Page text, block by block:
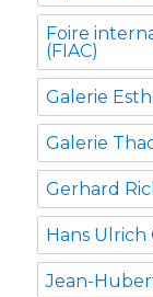
Foire
(FIAC)
Galerie
Galerie
Gerhard
Hans Ulrich
Jean-